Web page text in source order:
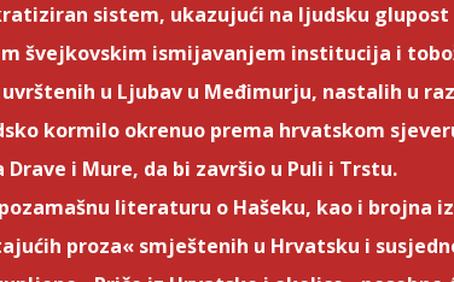
sistem, ukazujući na ljudsku glupost
švejkovskim ismijavanjem institucija i
u Ljubav u Međimurju, nastalih u
kormilo okrenuo prema hrvatskom
i Mure, da bi završio u Puli i Trstu.
literaturu o Hašeku, kao i brojna
proza« smještenih u Hrvatsku i